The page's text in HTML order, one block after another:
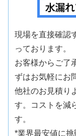
現場を直接確認
っております。
お客様からご了
ずはお気軽にお
他社のお見積り
す。コストを減
す。
*業界最安値に挑